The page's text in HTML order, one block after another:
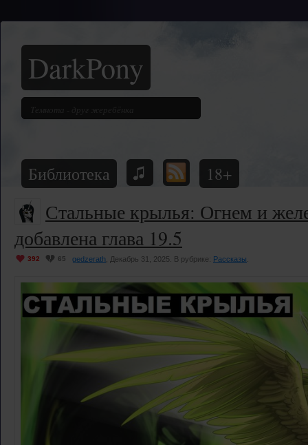
DarkPony
Библиотека 18+
Стальные крылья: Огнем и
добавлена глава 19.5
392 65 gedzerath , Декабрь 31, 2025. В рубрике: Рассказы